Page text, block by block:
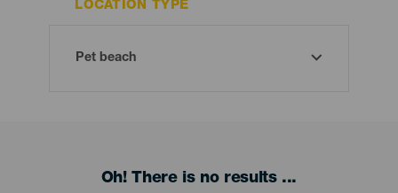
LOCATION TYPE
Oh! There is no results ...